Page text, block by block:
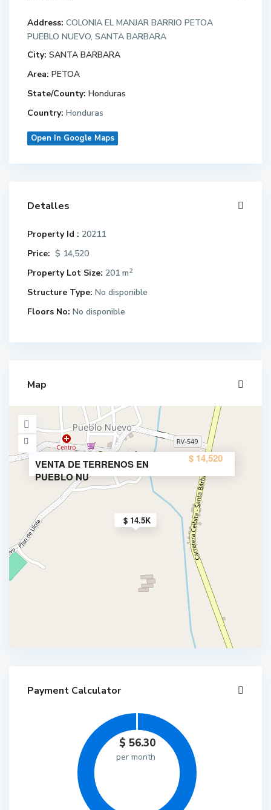
Address: COLONIA EL MANJAR BARRIO PETOA
PUEBLO NUEVO, SANTA BARBARA
City: SANTA BARBARA
Area: PETOA
State/County: Honduras
Country: Honduras
Open In Google Maps
Detalles
Property Id : 20211
Price: $ 14,520
Property Lot Size: 201 m2
Structure Type: No disponible
Floors No: No disponible
Map
$ 14.5K
VENTA DE TERRENOS EN
PUEBLO NU
$ 14,520
Payment Calculator
$ 56.30
per month